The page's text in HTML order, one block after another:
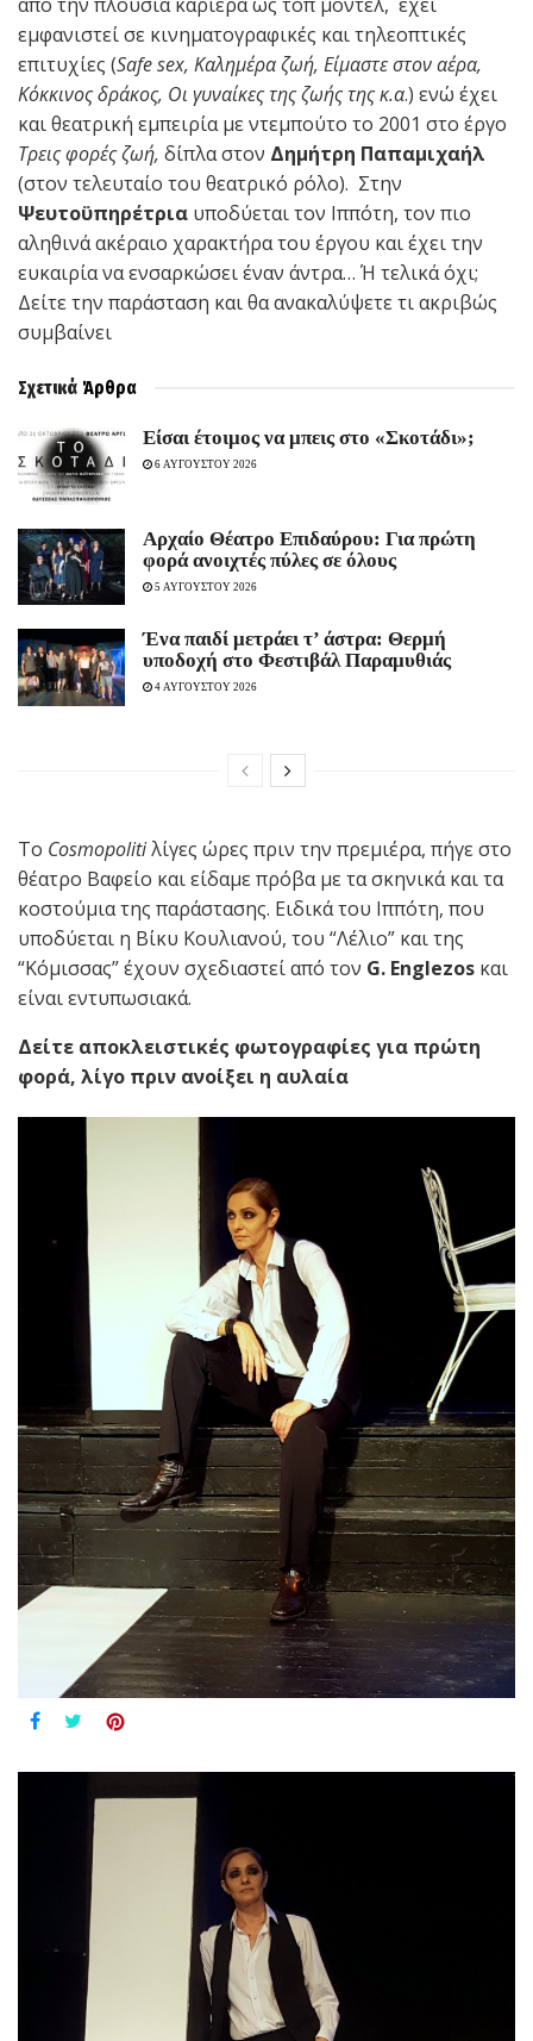
από την πλούσια καριέρα ως τοπ μόντελ, έχει
εμφανιστεί σε κινηματογραφικές και τηλεοπτικές
επιτυχίες (Safe sex, Kαλημέρα ζωή, Είμαστε στον αέρα,
Κόκκινος δράκος, Οι γυναίκες της ζωής της κ.α.) ενώ έχει
και θεατρική εμπειρία με ντεμπούτο το 2001 στο έργο
Τρεις φορές ζωή, δίπλα στον Δημήτρη Παπαμιχαήλ
(στον τελευταίο του θεατρικό ρόλο). Στην
Ψευτοϋπηρέτρια υποδύεται τον Ιππότη, τον πιο
αληθινά ακέραιο χαρακτήρα του έργου και έχει την
ευκαιρία να ενσαρκώσει έναν άντρα… Ή τελικά όχι;
Δείτε την παράσταση και θα ανακαλύψετε τι ακριβώς
συμβαίνει
Σχετικά Άρθρα
Είσαι έτοιμος να μπεις στο «Σκοτάδι»;
6 ΑΥΓΟΥΣΤΟΥ 2026
Αρχαίο Θέατρο Επιδαύρου: Για πρώτη
φορά ανοιχτές πύλες σε όλους
5 ΑΥΓΟΥΣΤΟΥ 2026
Ένα παιδί μετράει τ’ άστρα: Θερμή
υποδοχή στο Φεστιβάλ Παραμυθιάς
4 ΑΥΓΟΥΣΤΟΥ 2026
Το Cosmopolitiλίγες ώρες πριν την πρεμιέρα, πήγε στο
θέατρο Βαφείο και είδαμε πρόβα με τα σκηνικά και τα
κοστούμια της παράστασης. Ειδικά του Ιππότη, που
υποδύεται η Βίκυ Κουλιανού, του “Λέλιο” και της
“Κόμισσας” έχουν σχεδιαστεί από τον G. Englezos και
είναι εντυπωσιακά.
Δείτε αποκλειστικές φωτογραφίες για πρώτη
φορά, λίγο πριν ανοίξει η αυλαία